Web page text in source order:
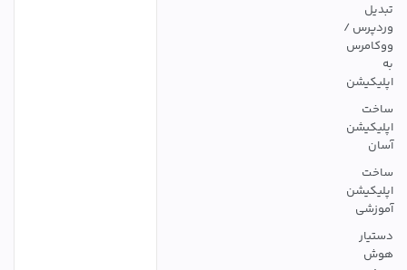
تبدیل
وردپرس /
ووکامرس
به
اپلیکیشن
ساخت
اپلیکیشن
آسان
ساخت
اپلیکیشن
آموزشی
دستیار
هوش